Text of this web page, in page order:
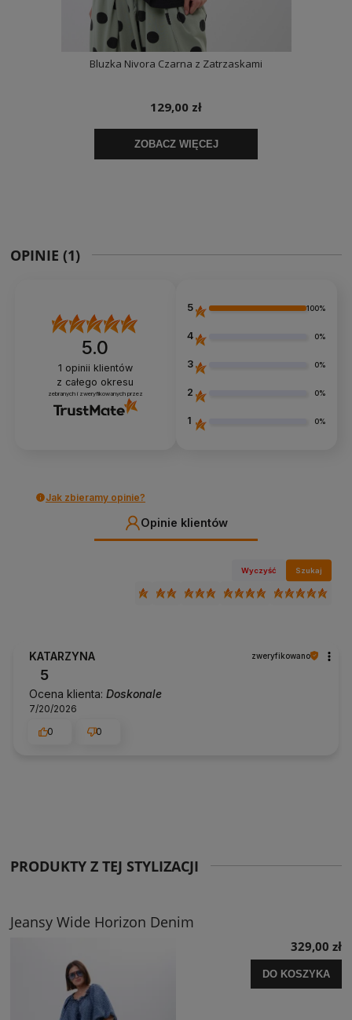
OPINIE (1)
5.0
1 opinii klientów
z całego okresu
zebranych i zweryfikowanych przez
5 100%
4 0%
3 0%
2 0%
1 0%
Jak zbieramy opinie?
Opinie klientów
Wyczyść Szukaj
KATARZYNA zweryfikowano
5
Ocena klienta: Doskonale
7/20/2026
0
0
PRODUKTY Z TEJ STYLIZACJI
Jeansy Wide Horizon Denim
329,00 zł
DO KOSZYKA